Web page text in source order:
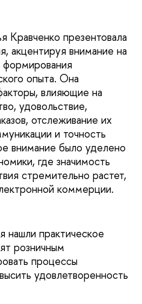
Кравченко презентовала
акцентируя внимание на
формирования
опыта. Она
влияющие на
удовольствие,
отслеживание их
и точность
внимание было уделено
где значимость
стремительно растет,
коммерции.
нашли практическое
розничным
процессы
удовлетворенность